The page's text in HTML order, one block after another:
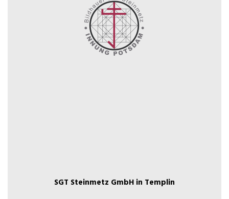
SGT Steinmetz GmbH in Templin